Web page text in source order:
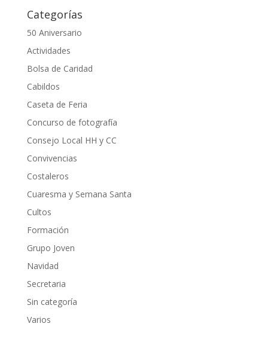
Categorías
50 Aniversario
Actividades
Bolsa de Caridad
Cabildos
Caseta de Feria
Concurso de fotografía
Consejo Local HH y CC
Convivencias
Costaleros
Cuaresma y Semana Santa
Cultos
Formación
Grupo Joven
Navidad
Secretaria
Sin categoría
Varios